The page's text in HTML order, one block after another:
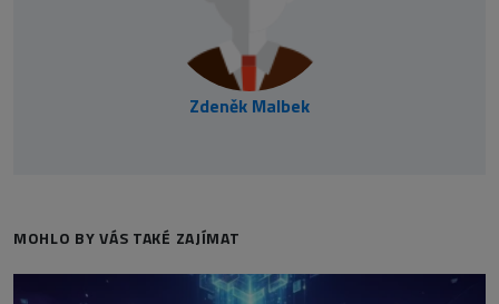
Zdeněk Malbek
MOHLO BY VÁS TAKÉ ZAJÍMAT